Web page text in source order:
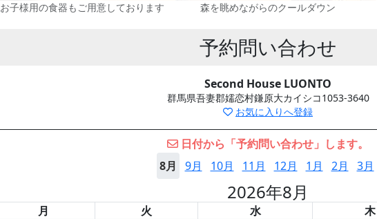
お子様用の食器もご用意しております 森を眺めながらのクールダウン
予約問い合わせ
Second House LUONTO
群馬県吾妻郡嬬恋村鎌原大カイシコ1053-3640
お気に入りへ登録
日付から「予約問い合わせ」します。
8月
9月 10月 11月 12月 1月 2月 3月
2026年8月
月 火 水 木